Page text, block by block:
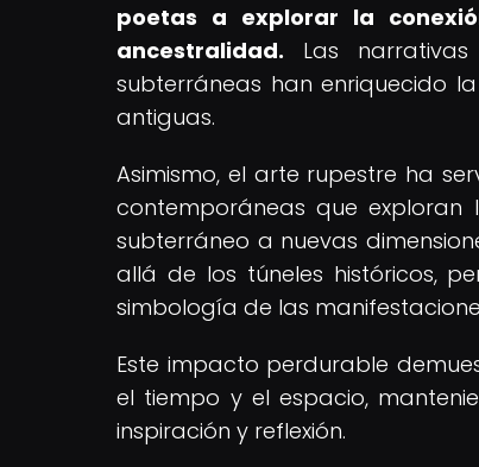
poetas a explorar la
ancestralidad. Las
subterráneas han enriquecido
antiguas.
Asimismo, el arte rupestre ha
contemporáneas que
subterráneo a nuevas
allá de los túneles históricos,
simbología de las
Este impacto perdurable
el tiempo y el espacio,
inspiración y reflexión.